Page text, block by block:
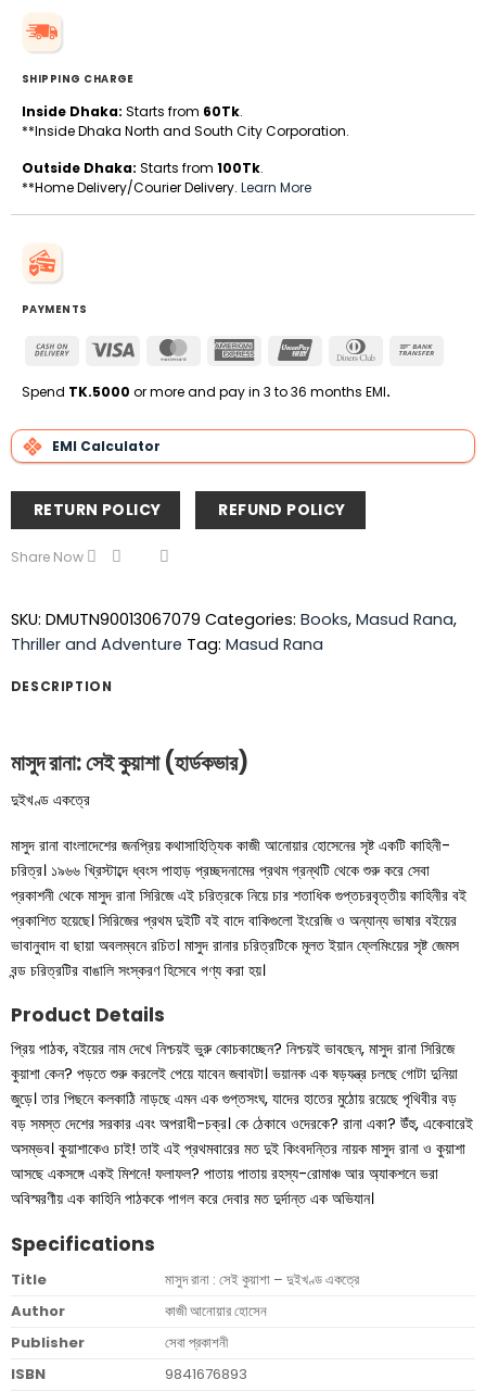
SHIPPING CHARGE
Inside Dhaka: Starts from 60Tk.
**Inside Dhaka North and South City Corporation.
Outside Dhaka: Starts from 100Tk.
**Home Delivery/Courier Delivery. Learn More
PAYMENTS
Cash
Delivery
Visa MasterCardAmerican
UnionPay
Dinners
Spend TK.5000 or more and pay in 3 to 36 months EMI.
EMI Calculator
RETURN POLICY REFUND POLICY
Share Now
SKU: DMUTN90013067079 Categories: Books, Masud Rana,
Thriller and Adventure Tag: Masud Rana
DESCRIPTION
মাসুদ রানা: সেই কুয়াশা (হার্ডকভার)
দুইখণ্ড একত্রে
মাসুদ রানা বাংলাদেশের জনপ্রিয় কথাসাহিত্যিক কাজী আনোয়ার হোসেনের সৃষ্ট একটি কাহিনী-
চরিত্র। ১৯৬৬ খ্রিস্টাব্দে ধ্বংস পাহাড় প্রচ্ছদনামের প্রথম গ্রন্থটি থেকে শুরু করে সেবা
প্রকাশনী থেকে মাসুদ রানা সিরিজে এই চরিত্রকে নিয়ে চার শতাধিক গুপ্তচরবৃত্তীয় কাহিনীর বই
প্রকাশিত হয়েছে। সিরিজের প্রথম দুইটি বই বাদে বাকিগুলো ইংরেজি ও অন্যান্য ভাষার বইয়ের
ভাবানুবাদ বা ছায়া অবলম্বনে রচিত। মাসুদ রানার চরিত্রটিকে মূলত ইয়ান ফ্লেমিংয়ের সৃষ্ট জেমস
বন্ড চরিত্রটির বাঙালি সংস্করণ হিসেবে গণ্য করা হয়।
Product Details
প্রিয় পাঠক, বইয়ের নাম দেখে নিশ্চয়ই ভুরু কোচকাচ্ছেন? নিশ্চয়ই ভাবছেন, মাসুদ রানা সিরিজে
কুয়াশা কেন? পড়তে শুরু করলেই পেয়ে যাবেন জবাবটা। ভয়ানক এক ষড়যন্ত্র চলছে গােটা দুনিয়া
জুড়ে। তার পিছনে কলকাঠি নাড়ছে এমন এক গুপ্তসংঘ, যাদের হাতের মুঠোয় রয়েছে পৃথিবীর বড়
বড় সমস্ত দেশের সরকার এবং অপরাধী-চক্র। কে ঠেকাবে ওদেরকে? রানা একা? উঁহু, একেবারেই
অসম্ভব। কুয়াশাকেও চাই! তাই এই প্রথমবারের মত দুই কিংবদন্তির নায়ক মাসুদ রানা ও কুয়াশা
আসছে একসঙ্গে একই মিশনে! ফলাফল? পাতায় পাতায় রহস্য-রোমাঞ্চ আর অ্যাকশনে ভরা
অবিস্মরণীয় এক কাহিনি পাঠককে পাগল করে দেবার মত দুর্দান্ত এক অভিযান।
Specifications
Title
মাসুদ রানা : সেই কুয়াশা – দুইখণ্ড একত্রে
Author
কাজী আনোয়ার হোসেন
Publisher
সেবা প্রকাশনী
ISBN
9841676893